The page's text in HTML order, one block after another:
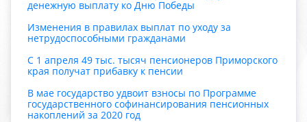
денежную выплату ко Дню Победы
Изменения в правилах выплат по уходу за
нетрудоспособными гражданами
С 1 апреля 49 тыс. тысяч пенсионеров Приморского
края получат прибавку к пенсии
В мае государство удвоит взносы по Программе
государственного софинансирования пенсионных
накоплений за 2020 год